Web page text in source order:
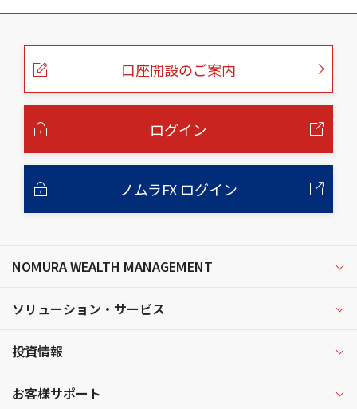
こ
口座開設のご案内
ログイン
ノムラFX ログイン
NOMURA WEALTH MANAGEMENT
ソリューション・サービス
投資情報
お客様サポート